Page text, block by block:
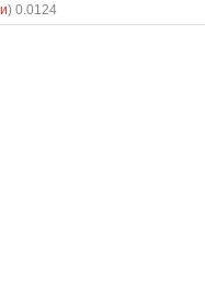
) 0.0124